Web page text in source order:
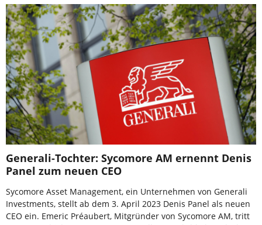
Generali-Tochter: Sycomore AM ernennt Denis
Panel zum neuen CEO
Sycomore Asset Management, ein Unternehmen von Generali
Investments, stellt ab dem 3. April 2023 Denis Panel als neuen
CEO ein. Emeric Préaubert, Mitgründer von Sycomore AM, tritt